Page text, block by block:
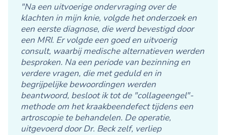
"Na een uitvoerige ondervraging over de
klachten in mijn knie, volgde het onderzoek en
een eerste diagnose, die werd bevestigd door
een MRI. Er volgde een goed en uitvoerig
consult, waarbij medische alternatieven werden
besproken. Na een periode van bezinning en
verdere vragen, die met geduld en in
begrijpelijke bewoordingen werden
beantwoord, besloot ik tot de "collageengel"-
methode om het kraakbeendefect tijdens een
artroscopie te behandelen. De operatie,
uitgevoerd door Dr. Beck zelf, verliep